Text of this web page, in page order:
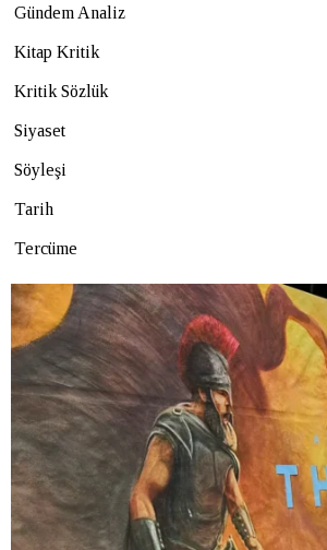
Gündem Analiz
Kitap Kritik
Kritik Sözlük
Siyaset
Söyleşi
Tarih
Tercüme